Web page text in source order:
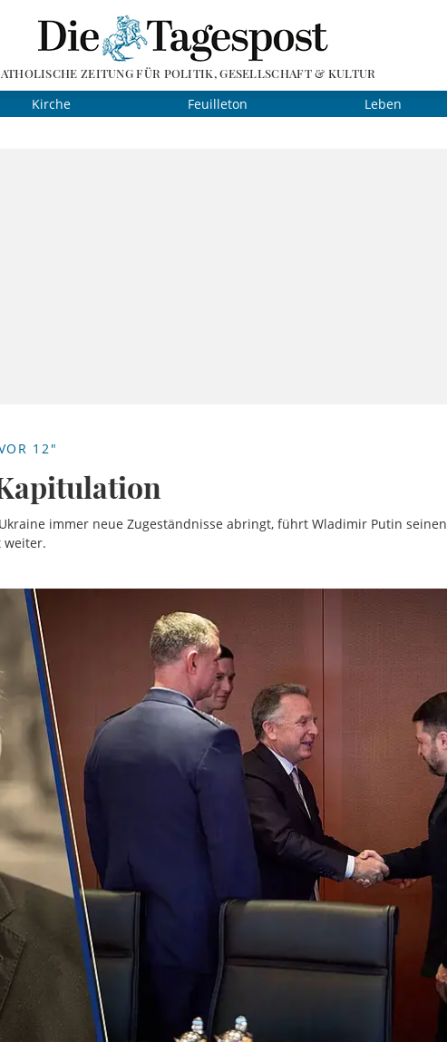
ZEITUNG FÜR POLITIK, GESELLSCHAFT & KULTUR
Kirche Feuilleton Leben
12"
immer neue Zugeständnisse abringt, führt Wladimir Putin seinen
weiter.